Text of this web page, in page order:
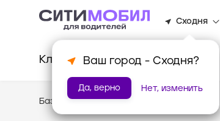
Сходня
Ваш город - Сходня?
Да, верно Нет, изменить
Клиентам Водителям
База знаний /Стандарты оказания услуг